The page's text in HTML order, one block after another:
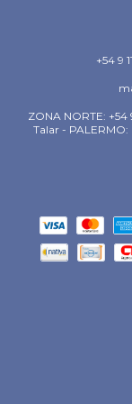
+54 9
ZONA NORTE: +54
Talar - PALERMO: